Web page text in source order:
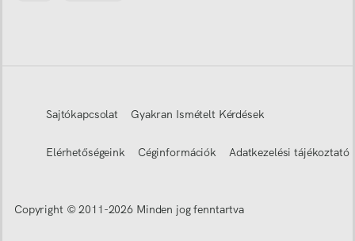
Sajtókapcsolat Gyakran Ismételt Kérdések
Elérhetőségeink Céginformációk Adatkezelési tájékoztató
Copyright © 2011-2026 Minden jog fenntartva